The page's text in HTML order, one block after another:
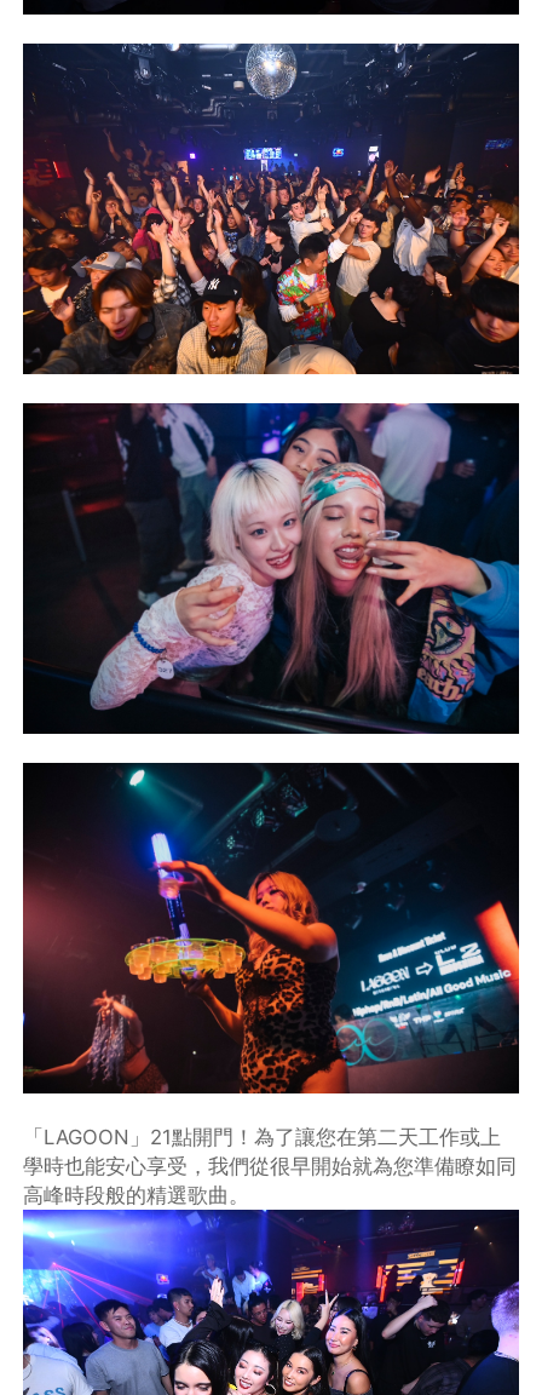
「LAGOON」21點開門！為了讓您在第二天工作或上
學時也能安心享受，我們從很早開始就為您準備瞭如同
高峰時段般的精選歌曲。